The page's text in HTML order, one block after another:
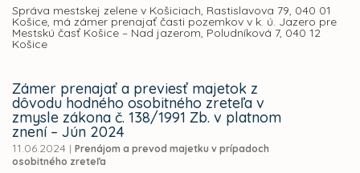
Správa mestskej zelene v Košiciach, Rastislavova 79, 040 01
Košice, má zámer prenajať časti pozemkov v k. ú. Jazero pre
Mestskú časť Košice – Nad jazerom, Poludníková 7, 040 12
Košice
Zámer prenajať a previesť majetok z
dôvodu hodného osobitného zreteľa v
zmysle zákona č. 138/1991 Zb. v platnom
znení – Jún 2024
11.06.2024 | Prenájom a prevod majetku v prípadoch
osobitného zreteľa